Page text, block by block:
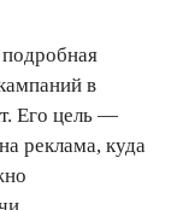
в
Его цель —
реклама, куда